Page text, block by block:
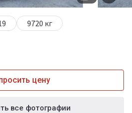
9720 кг
цену
все фотографии